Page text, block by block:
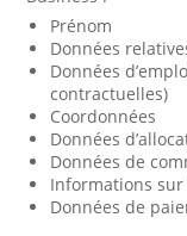
Prénom
Données
Données
contractuelles)
Coordonnées
Données
Données de
Informations sur
Données de